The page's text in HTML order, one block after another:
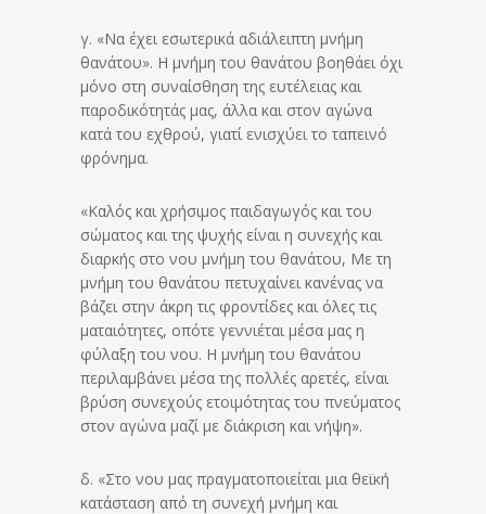
γ. «Να έχει εσωτερικά αδιάλειπτη μνήμη
θανάτου». Η μνήμη του θανάτου βοηθάει όχι
μόνο στη συναίσθηση της ευτέλειας και
παροδικότητάς μας, άλλα και στον αγώνα
κατά του εχθρού, γιατί ενισχύει το ταπεινό
φρόνημα.
«Καλός και χρήσιμος παιδαγωγός και του
σώματος και της ψυχής είναι η συνεχής και
διαρκής στο νου μνήμη του θανάτου, Με τη
μνήμη του θανάτου πετυχαίνει κανένας να
βάζει στην άκρη τις φροντίδες και όλες τις
ματαιότητες, οπότε γεννιέται μέσα μας η
φύλαξη του νου. Η μνήμη του θανάτου
περιλαμβάνει μέσα της πολλές αρετές, είναι
βρύση συνεχούς ετοιμότητας του πνεύματος
στον αγώνα μαζί με διάκριση και νήψη».
δ. «Στο νου μας πραγματοποιείται μια θεϊκή
κατάσταση από τη συνεχή μνήμη και